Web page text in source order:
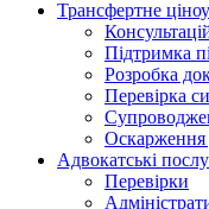
Трансфертне
Підтримка
Розробка
Перевірка
Оскарження
Адвокатські
Перевірки